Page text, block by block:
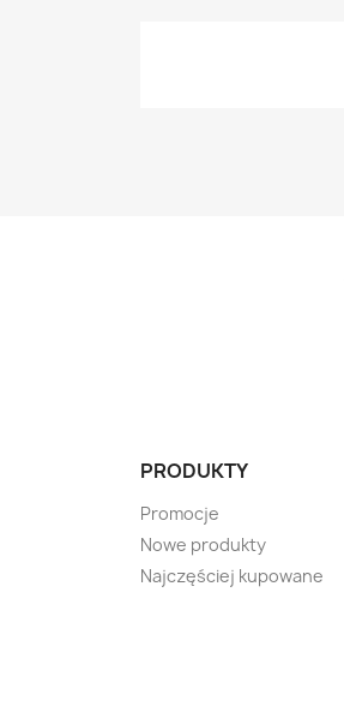
PRODUKTY
Promocje
Nowe produkty
Najczęściej kupowane